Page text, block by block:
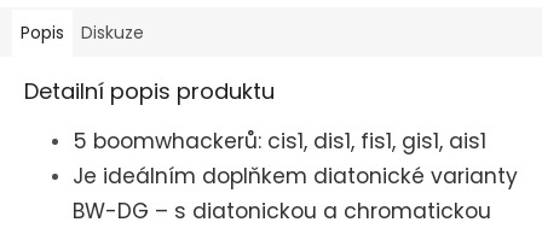
Popis Diskuze
Detailní popis produktu
5 boomwhackerů: cis1, dis1, fis1, gis1, ais1
Je ideálním doplňkem diatonické varianty
BW-DG – s diatonickou a chromatickou